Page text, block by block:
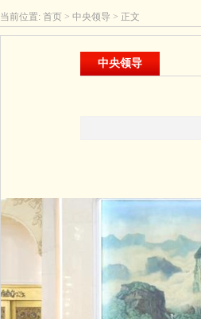
当前位置: 首页 > 中央领导 > 正文
中央领导